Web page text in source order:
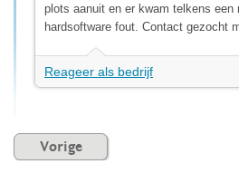
plots aanuit en er kwam telkens een
hardsoftware fout. Contact gezocht
Reageer als bedrijf
Vorige